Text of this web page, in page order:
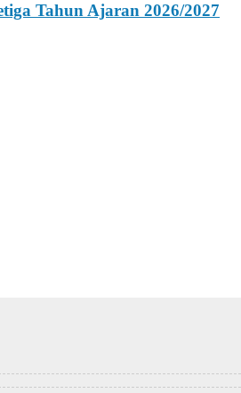
Tahun Ajaran 2026/2027